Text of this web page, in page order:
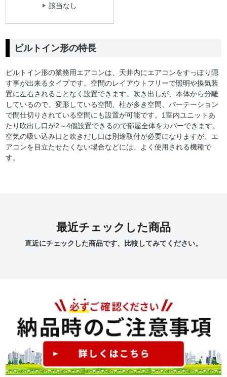
該当なし
ビルトイン形の特長
ビルトイン形の業務用エアコンは、天井内にエアコンをすっぽり隠
す事が出来るタイプです。空間のレイアウトフリーで照明や換気装
置に左右されることなく設置できます。吹き出しが、本体から分離
しているので、変形している空間、柱が多き空間、パーテーション
で間仕切りされている空間にも設置が可能です。1室内ユニットあ
たり吹出し口が2～4個設置できるので部屋全体をカバーできます。
空気の吸い込み口と吹きだし口は別途取付が必要になりますが、エ
アコンを目立たせたくない場合などには、よく使用される機種で
す。
最近チェックした商品
直近にチェックした商品です、比較してみてください。